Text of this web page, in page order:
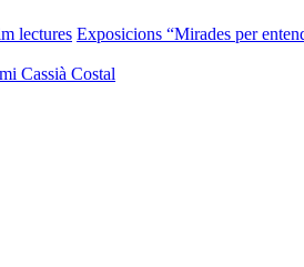
lectures Exposicions “Mirades per
Cassià Costal